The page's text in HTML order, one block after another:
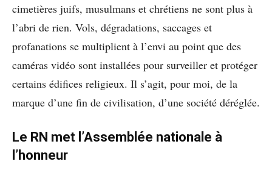
cimetières juifs, musulmans et chrétiens ne sont plus à
l’abri de rien. Vols, dégradations, saccages et
profanations se multiplient à l’envi au point que des
caméras vidéo sont installées pour surveiller et protéger
certains édifices religieux. Il s’agit, pour moi, de la
marque d’une fin de civilisation, d’une société déréglée.
Le RN met l’Assemblée nationale à
l’honneur